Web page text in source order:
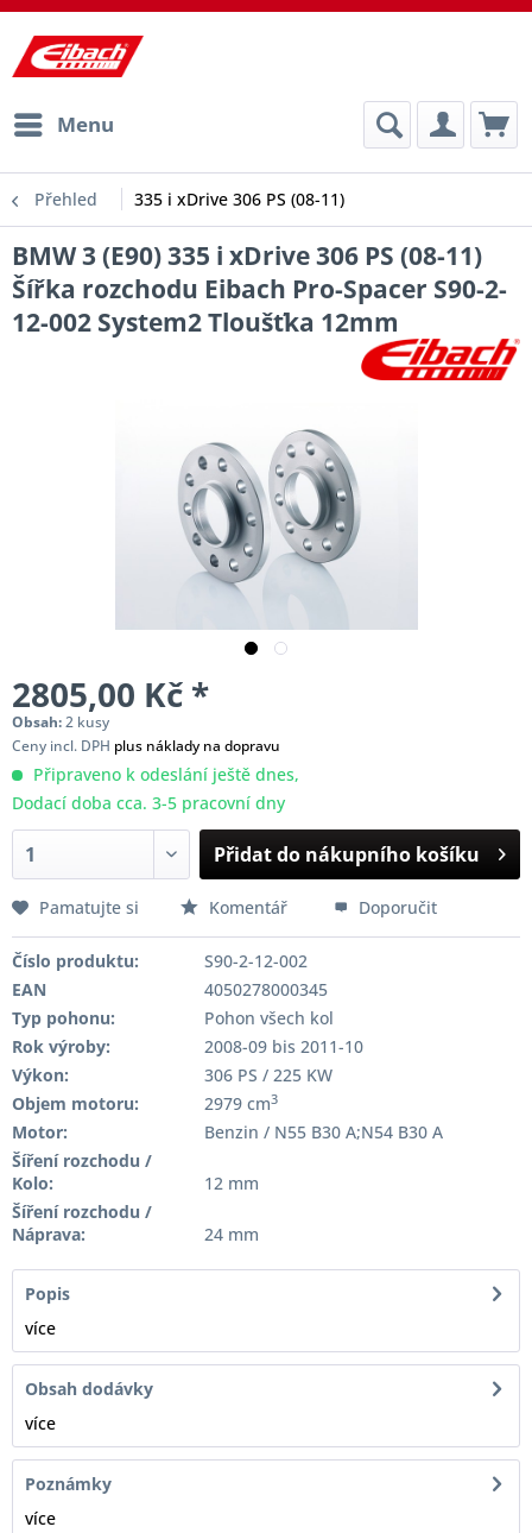
Menu
Přehled 335 i xDrive 306 PS (08-11)
BMW 3 (E90) 335 i xDrive 306 PS (08-11)
Šířka rozchodu Eibach Pro-Spacer S90-2-
12-002 System2 Tloušťka 12mm
2805,00 Kč *
Obsah:2 kusy
Ceny incl. DPH plus náklady na dopravu
Připraveno k odeslání ještě dnes,
Dodací doba cca. 3-5 pracovní dny
Přidat do nákupního košíku
Pamatujte si Komentář Doporučit
Číslo produktu:
S90-2-12-002
EAN
4050278000345
Typ pohonu:
Pohon všech kol
Rok výroby:
2008-09 bis 2011-10
Výkon:
306 PS / 225 KW
Objem motoru:
2979 cm3
Motor:
Benzin / N55 B30 A;N54 B30 A
Šíření rozchodu /
Kolo:
12 mm
Šíření rozchodu /
Náprava:
24 mm
Popis
více
Obsah dodávky
více
Poznámky
více